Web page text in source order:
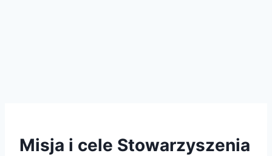
Misja i cele Stowarzyszenia